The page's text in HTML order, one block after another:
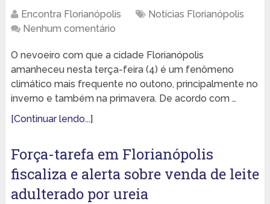
Encontra Florianópolis
Notícias Florianópolis
Nenhum comentário
O nevoeiro com que a cidade Florianópolis
amanheceu nesta terça-feira (4) é um fenômeno
climático mais frequente no outono, principalmente no
inverno e também na primavera. De acordo com …
[Continuar lendo...]
Força-tarefa em Florianópolis
fiscaliza e alerta sobre venda de leite
adulterado por ureia